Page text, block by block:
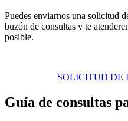
Puedes enviarnos una solicitud
buzón de consultas y te
posible.
SOLICITUD DE
Guía de consultas